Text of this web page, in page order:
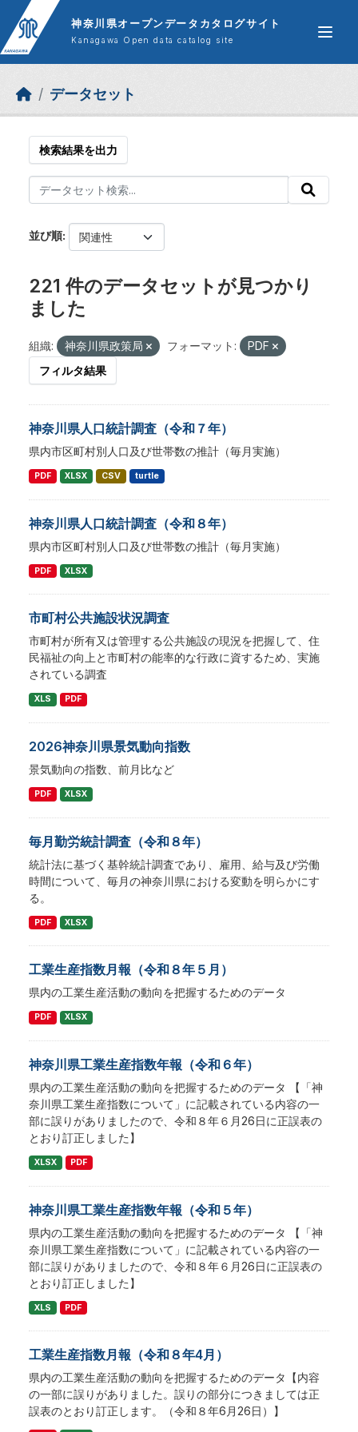
Skip to main content
神奈川県オープンデータカタログサイト
Kanagawa Open data catalog site
データセット
検索結果を出力
並び順
221 件のデータセットが見つかり
ました
組織: 神奈川県政策局 フォーマット:
PDF
フィルタ結果
神奈川県人口統計調査（令和７年）
県内市区町村別人口及び世帯数の推計（毎月実施）
PDF XLSX CSV turtle
神奈川県人口統計調査（令和８年）
県内市区町村別人口及び世帯数の推計（毎月実施）
PDF XLSX
市町村公共施設状況調査
市町村が所有又は管理する公共施設の現況を把握して、住
民福祉の向上と市町村の能率的な行政に資するため、実施
されている調査
XLS PDF
2026神奈川県景気動向指数
景気動向の指数、前⽉⽐など
PDF XLSX
毎月勤労統計調査（令和８年）
統計法に基づく基幹統計調査であり、雇用、給与及び労働
時間について、毎月の神奈川県における変動を明らかにす
る。
PDF XLSX
工業生産指数月報（令和８年５月）
県内の工業生産活動の動向を把握するためのデータ
PDF XLSX
神奈川県工業生産指数年報（令和６年）
県内の工業生産活動の動向を把握するためのデータ 【「神
奈川県工業生産指数について」に記載されている内容の一
部に誤りがありましたので、令和８年６月26日に正誤表の
とおり訂正しました】
XLSX PDF
神奈川県工業生産指数年報（令和５年）
県内の工業生産活動の動向を把握するためのデータ 【「神
奈川県工業生産指数について」に記載されている内容の一
部に誤りがありましたので、令和８年６月26日に正誤表の
とおり訂正しました】
XLS PDF
工業生産指数月報（令和８年4月）
県内の工業生産活動の動向を把握するためのデータ【内容
の一部に誤りがありました。誤りの部分につきましては正
誤表のとおり訂正します。（令和８年6月26日）】